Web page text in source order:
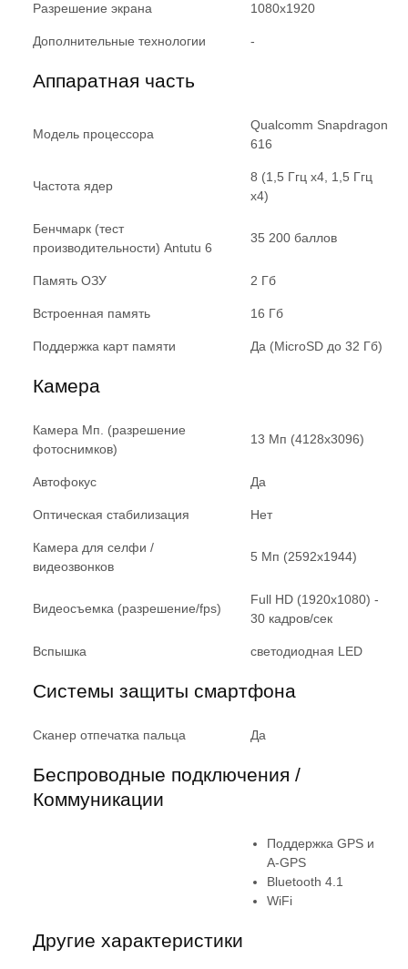
Разрешение экрана 1080x1920
Дополнительные технологии -
Аппаратная часть
Модель процессора
Qualcomm Snapdragon
616
Частота ядер
8 (1,5 Ггц x4, 1,5 Ггц
x4)
Бенчмарк (тест
производительности) Antutu 6
35 200 баллов
Память ОЗУ 2 Гб
Встроенная память 16 Гб
Поддержка карт памяти Да (MicroSD до 32 Гб)
Камера
Камера Мп. (разрешение
фотоснимков)
13 Мп (4128x3096)
Автофокус Да
Оптическая стабилизация Нет
Камера для селфи /
видеозвонков
5 Мп (2592x1944)
Видеосъемка (разрешение/fps)
Full HD (1920x1080) -
30 кадров/сек
Вспышка светодиодная LED
Системы защиты смартфона
Сканер отпечатка пальца Да
Беспроводные подключения /
Коммуникации
Поддержка GPS и
A-GPS
Bluetooth 4.1
WiFi
Другие характеристики